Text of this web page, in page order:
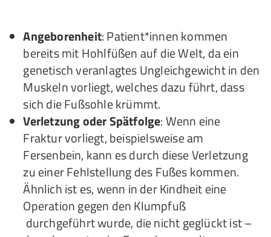
Angeborenheit: Patient*innen kommen
bereits mit Hohlfüßen auf die Welt, da ein
genetisch veranlagtes Ungleichgewicht in den
Muskeln vorliegt, welches dazu führt, dass
sich die Fußsohle krümmt.
Verletzung oder Spätfolge: Wenn eine
Fraktur vorliegt, beispielsweise am
Fersenbein, kann es durch diese Verletzung
zu einer Fehlstellung des Fußes kommen.
Ähnlich ist es, wenn in der Kindheit eine
Operation gegen den Klumpfuß
durchgeführt wurde, die nicht geglückt ist –